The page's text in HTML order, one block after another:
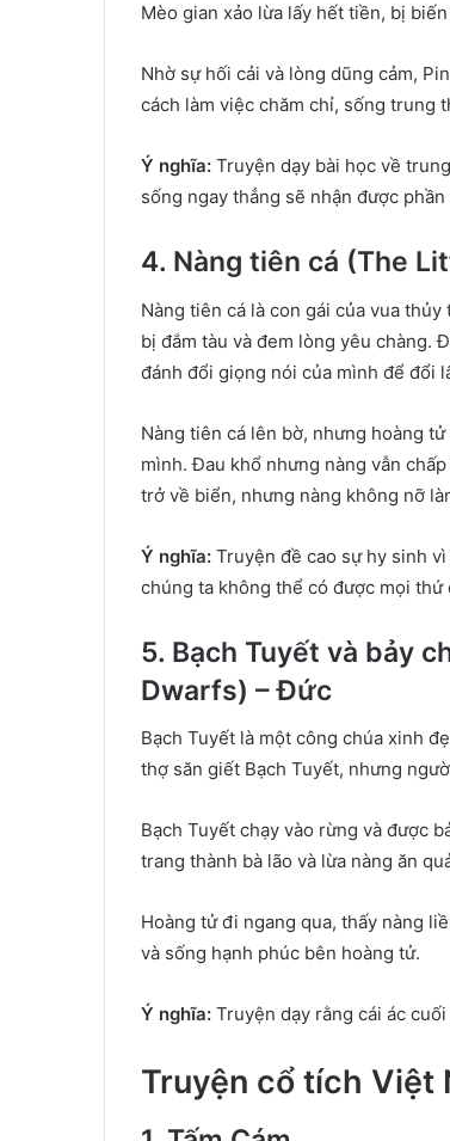
Mèo gian xảo lừa lấy hết tiền, bị
Nhờ sự hối cải và lòng dũng cảm,
cách làm việc chăm chỉ, sống trung
Ý nghĩa: Truyện dạy bài học về
sống ngay thẳng sẽ nhận được
4. Nàng tiên cá (The
Nàng tiên cá là con gái của vua
bị đắm tàu và đem lòng yêu chàng.
đánh đổi giọng nói của mình để đổi
Nàng tiên cá lên bờ, nhưng hoàng
mình. Đau khổ nhưng nàng vẫn
trở về biển, nhưng nàng không nỡ
Ý nghĩa: Truyện đề cao sự hy sinh
chúng ta không thể có được mọi thứ
5. Bạch Tuyết và bảy
Dwarfs) – Đức
Bạch Tuyết là một công chúa xinh
thợ săn giết Bạch Tuyết, nhưng
Bạch Tuyết chạy vào rừng và được
trang thành bà lão và lừa nàng ăn
Hoàng tử đi ngang qua, thấy nàng
và sống hạnh phúc bên hoàng tử.
Ý nghĩa: Truyện dạy rằng cái ác
Truyện cổ tích Việt